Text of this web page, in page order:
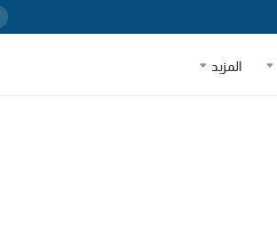
المزيد